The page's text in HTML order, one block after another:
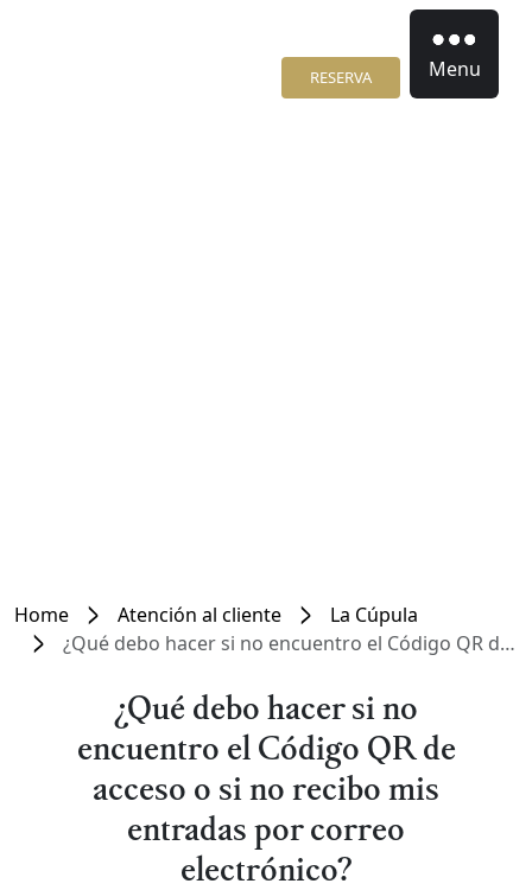
RESERVA Menu
Home Atención al cliente
La Cúpula
¿Qué debo hacer si no encuentro el Código QR de acceso o si no recibo mis entradas por correo electrónico?
¿Qué debo hacer si no
encuentro el Código QR de
acceso o si no recibo mis
entradas por correo
electrónico?